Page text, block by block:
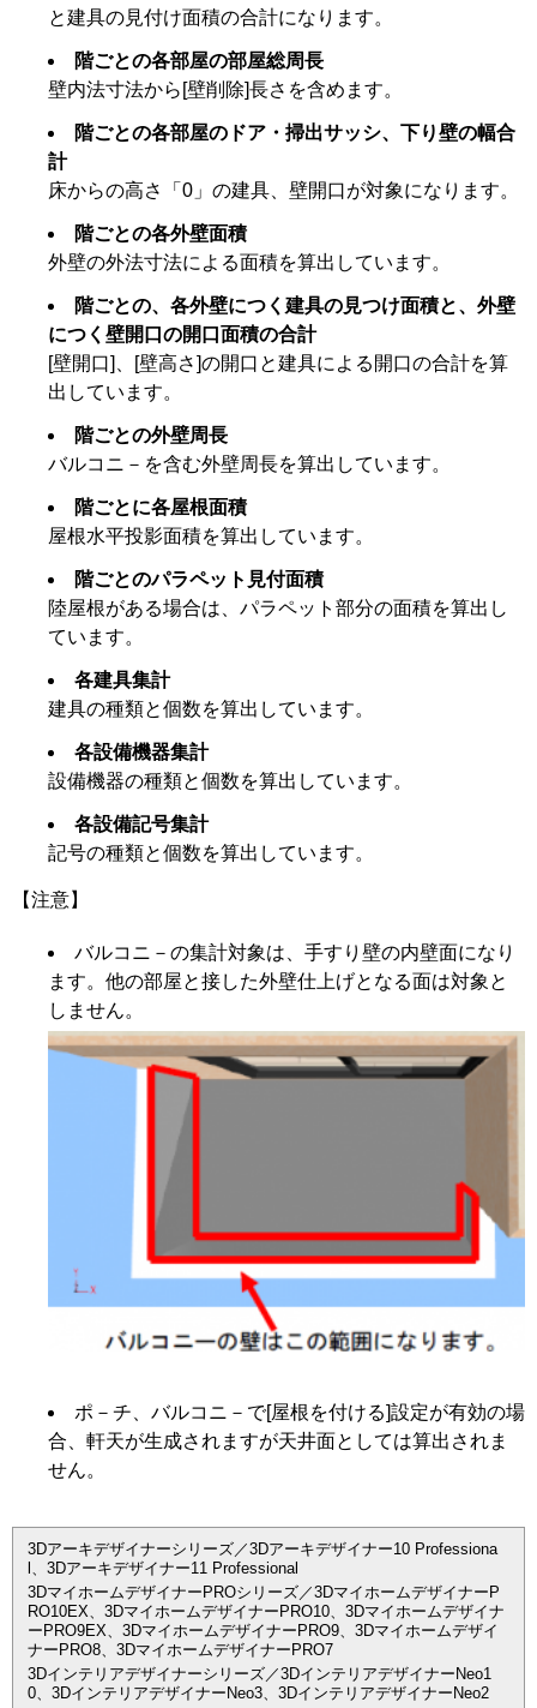
と建具の見付け面積の合計になります。
階ごとの各部屋の部屋総周長
壁内法寸法から[壁削除]長さを含めます。
階ごとの各部屋のドア・掃出サッシ、下り壁の幅合
計
床からの高さ「0」の建具、壁開口が対象になります。
階ごとの各外壁面積
外壁の外法寸法による面積を算出しています。
階ごとの、各外壁につく建具の見つけ面積と、外壁
につく壁開口の開口面積の合計
[壁開口]、[壁高さ]の開口と建具による開口の合計を算
出しています。
階ごとの外壁周長
バルコニ－を含む外壁周長を算出しています。
階ごとに各屋根面積
屋根水平投影面積を算出しています。
階ごとのパラペット見付面積
陸屋根がある場合は、パラペット部分の面積を算出し
ています。
各建具集計
建具の種類と個数を算出しています。
各設備機器集計
設備機器の種類と個数を算出しています。
各設備記号集計
記号の種類と個数を算出しています。
【注意】
バルコニ－の集計対象は、手すり壁の内壁面になり
ます。他の部屋と接した外壁仕上げとなる面は対象と
しません。
ポ－チ、バルコニ－で[屋根を付ける]設定が有効の場
合、軒天が生成されますが天井面としては算出されま
せん。
3Dアーキデザイナーシリーズ／3Dアーキデザイナー10 Professiona
l、3Dアーキデザイナー11 Professional
3DマイホームデザイナーPROシリーズ／3DマイホームデザイナーP
RO10EX、3DマイホームデザイナーPRO10、3Dマイホームデザイナ
ーPRO9EX、3DマイホームデザイナーPRO9、3Dマイホームデザイ
ナーPRO8、3DマイホームデザイナーPRO7
3Dインテリアデザイナーシリーズ／3DインテリアデザイナーNeo1
0、3DインテリアデザイナーNeo3、3DインテリアデザイナーNeo2